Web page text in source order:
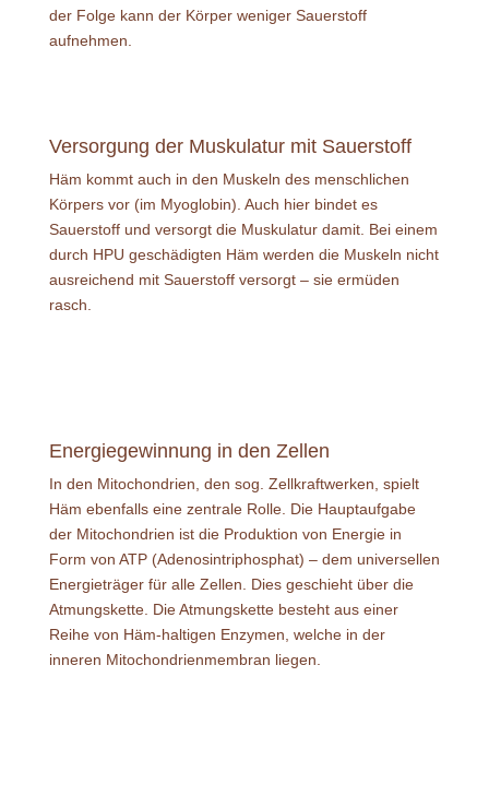
der Folge kann der Körper weniger Sauerstoff
aufnehmen.
Versorgung der Muskulatur mit Sauerstoff
Häm kommt auch in den Muskeln des menschlichen
Körpers vor (im Myoglobin). Auch hier bindet es
Sauerstoff und versorgt die Muskulatur damit. Bei einem
durch HPU geschädigten Häm werden die Muskeln nicht
ausreichend mit Sauerstoff versorgt – sie ermüden
rasch.
Energiegewinnung in den Zellen
In den Mitochondrien, den sog. Zellkraftwerken, spielt
Häm ebenfalls eine zentrale Rolle. Die Hauptaufgabe
der Mitochondrien ist die Produktion von Energie in
Form von ATP (Adenosintriphosphat) – dem universellen
Energieträger für alle Zellen. Dies geschieht über die
Atmungskette. Die Atmungskette besteht aus einer
Reihe von Häm-haltigen Enzymen, welche in der
inneren Mitochondrienmembran liegen.